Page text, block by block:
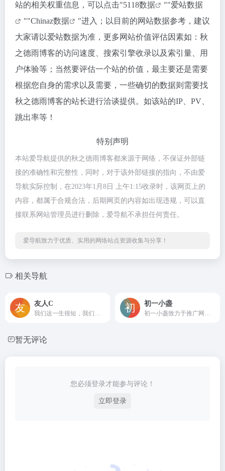
站的相关权重信息，可以点击"5118数据 ""爱站数据
""Chinaz数据
"进入；以目前的网站数据参考，建议
大家请以爱站数据为准，更多网站价值评估因素如：秋
之德雨博客的访问速度、搜索引擎收录以及索引量、用
户体验等；当然要评估一个站的价值，最主要还是需要
根据您自身的需求以及需要，一些确切的数据则需要找
秋之德雨博客的站长进行洽谈提供。如该站的IP、PV、
跳出率等！
特别声明
本站爱导航提供的秋之德雨博客都来源于网络，不保证外部链
接的准确性和完整性，同时，对于该外部链接的指向，不由爱
导航实际控制，在2023年1月8日 上午1:15收录时，该网页上的
内容，都属于合规合法，后期网页的内容如出现违规，可以直
接联系网站管理员进行删除，爱导航不承担任何责任。
爱导航致力于优质、实用的网络站点资源收集与分享！
相关导航
友人C 初一小盏
暂无评论
您必须登录才能参与评论！
立即登录